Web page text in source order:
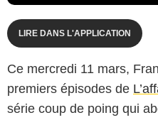
LIRE DANS L'APPLICATION
Ce mercredi 11 mars,
premiers épisodes de
série coup de poing qui